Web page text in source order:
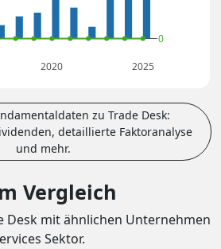
2020 2025
0
zu Trade Desk:
detaillierte Faktoranalyse
und mehr.
Vergleich
Desk mit ähnlichen Unternehmen
Sektor.